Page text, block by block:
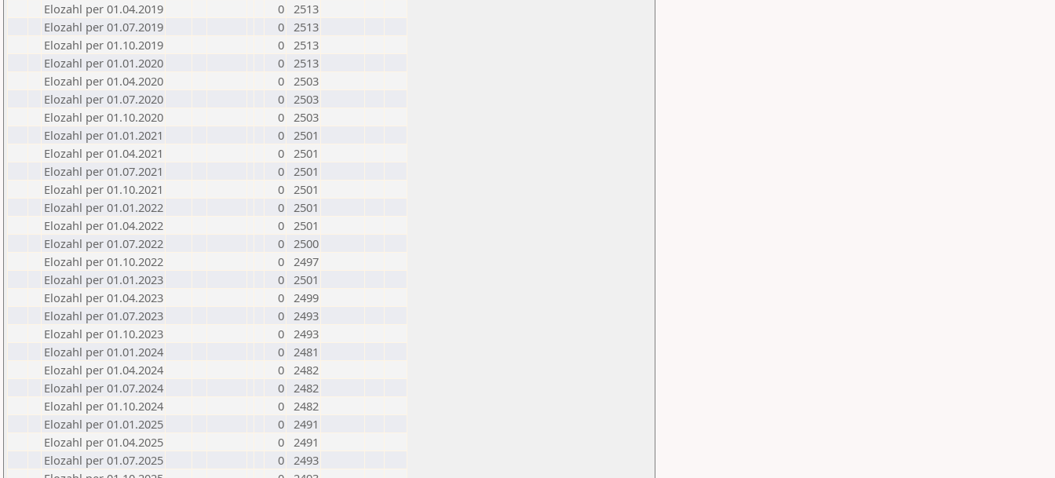
Elozahl per 01.04.2019
0 2513
Elozahl per 01.07.2019
0 2513
Elozahl per 01.10.2019
0 2513
Elozahl per 01.01.2020
0 2513
Elozahl per 01.04.2020
0 2503
Elozahl per 01.07.2020
0 2503
Elozahl per 01.10.2020
0 2503
Elozahl per 01.01.2021
0 2501
Elozahl per 01.04.2021
0 2501
Elozahl per 01.07.2021
0 2501
Elozahl per 01.10.2021
0 2501
Elozahl per 01.01.2022
0 2501
Elozahl per 01.04.2022
0 2501
Elozahl per 01.07.2022
0 2500
Elozahl per 01.10.2022
0 2497
Elozahl per 01.01.2023
0 2501
Elozahl per 01.04.2023
0 2499
Elozahl per 01.07.2023
0 2493
Elozahl per 01.10.2023
0 2493
Elozahl per 01.01.2024
0 2481
Elozahl per 01.04.2024
0 2482
Elozahl per 01.07.2024
0 2482
Elozahl per 01.10.2024
0 2482
Elozahl per 01.01.2025
0 2491
Elozahl per 01.04.2025
0 2491
Elozahl per 01.07.2025
0 2493